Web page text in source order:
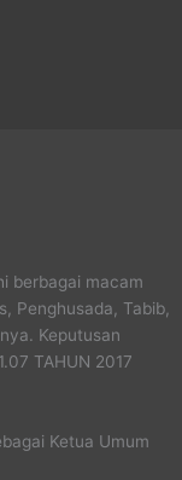
berbagai macam
Penghusada, Tabib,
Keputusan
TAHUN 2017
Ketua Umum